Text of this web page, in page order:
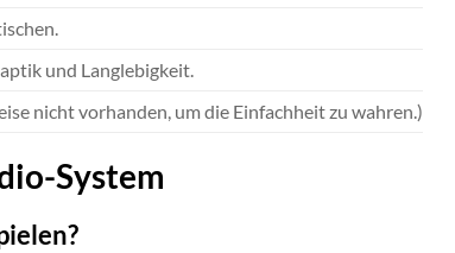
und Langlebigkeit.
nicht vorhanden, um die Einfachheit zu wahren.)
System